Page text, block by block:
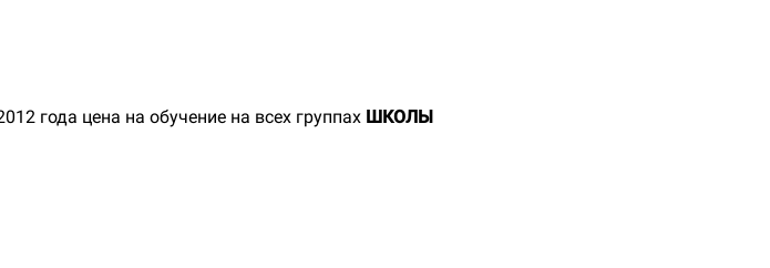
года цена на обучение на всех группах ШКОЛЫ